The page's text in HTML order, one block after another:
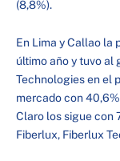
(8,8%).
En Lima y Callao la
último año y tuvo al
Technologies en el
mercado con
Claro los sigue con
Fiberlux, Fiberlux